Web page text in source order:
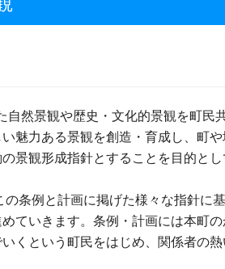
自然景観や歴史・文化的景観を町民
魅力ある景観を創造・育成し、町
景観形成指針とすることを目的と
条例と計画に掲げた様々な指針に
ていきます。 条例・計画には本町
くという町民をはじめ、関係者の熱